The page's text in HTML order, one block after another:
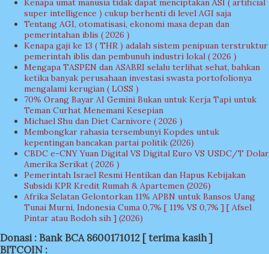
Kenapa umat manusia tidak dapat menciptakan ASI ( artificial
super intelligence ) cukup berhenti di level AGI saja
Tentang AGI, otomatisasi, ekonomi masa depan dan
pemerintahan iblis ( 2026 )
Kenapa gaji ke 13 ( THR ) adalah sistem penipuan terstruktur
pemerintah iblis dan pembunuh industri lokal ( 2026 )
Mengapa TASPEN dan ASABRI selalu terlihat sehat, bahkan
ketika banyak perusahaan investasi swasta portofolionya
mengalami kerugian ( LOSS )
70% Orang Bayar AI Gemini Bukan untuk Kerja Tapi untuk
Teman Curhat Menemani Kesepian
Michael Shu dan Diet Carnivore ( 2026 )
Membongkar rahasia tersembunyi Kopdes untuk
kepentingan bancakan partai politik (2026)
CBDC e-CNY Yuan Digital VS Digital Euro VS USDC/T Dolar
Amerika Serikat ( 2026 )
Pemerintah Israel Resmi Hentikan dan Hapus Kebijakan
Subsidi KPR Kredit Rumah & Apartemen (2026)
Afrika Selatan Gelontorkan 11% APBN untuk Bansos Uang
Tunai Murni, Indonesia Cuma 0,7% [ 11% VS 0,7% ] [ Afsel
Pintar atau Bodoh sih ] (2026)
Donasi : Bank BCA 8600171012 [ terima kasih ]
BITCOIN :